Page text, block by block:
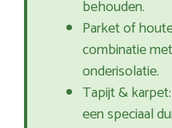
behouden.
Parket of
combinatie
onderisolatie.
Tapijt &
een speciaal